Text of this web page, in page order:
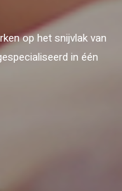
op het snijvlak van
in één